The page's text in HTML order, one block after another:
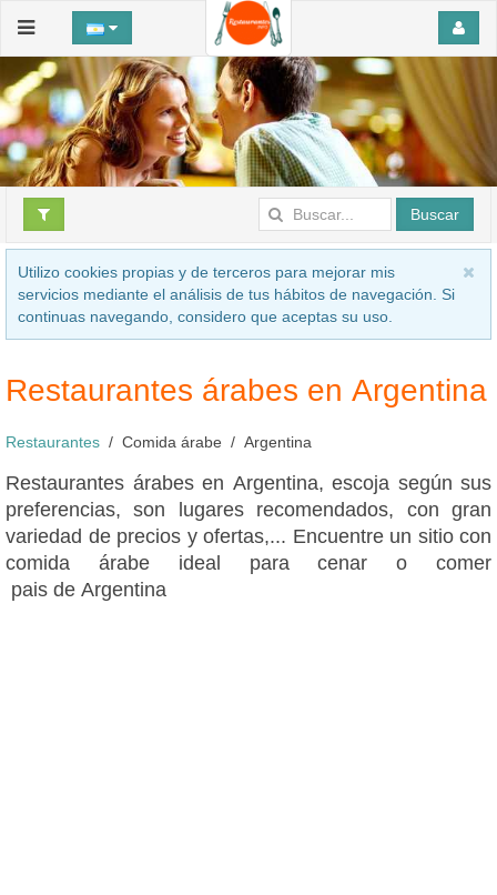
Buscar
Utilizo cookies propias y de terceros para mejorar mis
servicios mediante el análisis de tus hábitos de navegación. Si
continuas navegando, considero que aceptas su uso.
Restaurantes árabes en Argentina
Restaurantes Comida árabe Argentina
Restaurantes árabes en Argentina, escoja según sus
preferencias, son lugares recomendados, con gran
variedad de precios y ofertas,... Encuentre un sitio con
comida árabe ideal para cenar o comer
pais de Argentina